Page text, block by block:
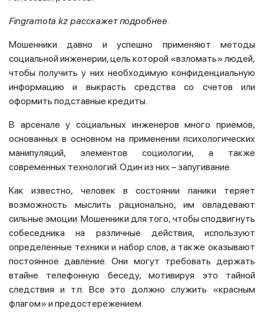
Fingramota.kz расскажет подробнее.
Мошенники давно и успешно применяют методы
социальной инженерии, цель которой «взломать» людей,
чтобы получить у них необходимую конфиденциальную
информацию и выкрасть средства со счетов или
оформить подставные кредиты.
В арсенале у социальных инженеров много приемов,
основанных в основном на применении психологических
манипуляций, элементов социологии, а также
современных технологий. Один из них – запугивание.
Как известно, человек в состоянии паники теряет
возможность мыслить рационально, им овладевают
сильные эмоции. Мошенники для того, чтобы сподвигнуть
собеседника на различные действия, используют
определенные техники и набор слов, а также оказывают
постоянное давление. Они могут требовать держать
втайне телефонную беседу, мотивируя это тайной
следствия и т.п. Все это должно служить «красным
флагом» и предостережением.